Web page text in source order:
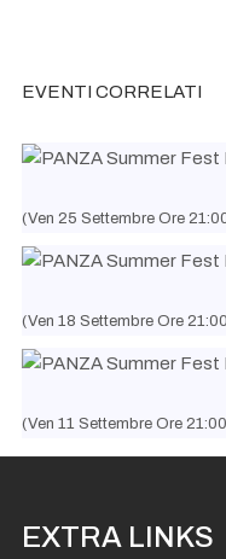
PANZA Summer
PANZA Summer
PANZA Summer
Settembre Ore 21:00
EVENTI CORRELATI
(Ven 25 Settembre Ore
(Ven 18 Settembre Ore
(Ven 11 Settembre Ore
EXTRA LINKS